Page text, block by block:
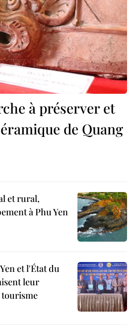
à préserver et
de Quang
et rural,
à Phu Yen
et l'État du
leur